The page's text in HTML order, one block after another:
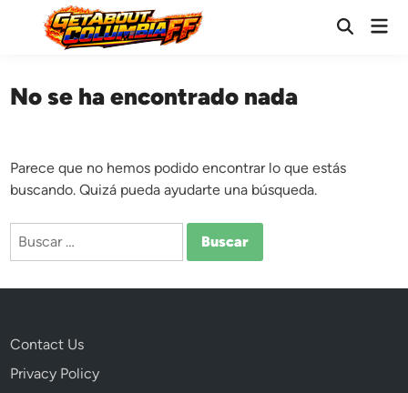
contenido
Abrir
No se ha encontrado nada
Parece que no hemos podido encontrar lo que estás
buscando. Quizá pueda ayudarte una búsqueda.
Buscar:
Contact Us
Privacy Policy